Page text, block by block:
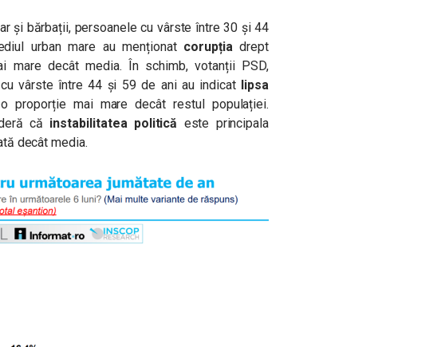
și bărbații, persoanele cu vârste între 30 și 44
urban mare au menționat corupția drept
mare decât media. În schimb, votanții PSD,
vârste între 44 și 59 de ani au indicat lipsa
proporție mai mare decât restul populației.
că instabilitatea politică este principala
decât media.